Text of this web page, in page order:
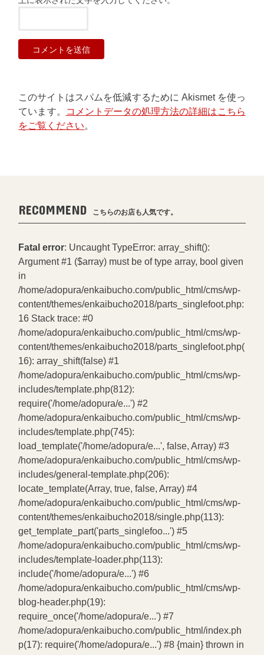
このサイトはスパムを低減するために Akismet を使っ
ています。
コメントデータの処理方法の詳細はこちら
をご覧ください。
RECOMMEND こちらのお店も人気です。
Fatal error: Uncaught TypeError: array_shift():
Argument #1 ($array) must be of type array, bool given
in
/home/adopura/enkaibucho.com/public_html/cms/wp-
content/themes/enkaibucho2018/parts_singlefoot.php:
16 Stack trace: #0
/home/adopura/enkaibucho.com/public_html/cms/wp-
content/themes/enkaibucho2018/parts_singlefoot.php(
16): array_shift(false) #1
/home/adopura/enkaibucho.com/public_html/cms/wp-
includes/template.php(812):
require('/home/adopura/e...') #2
/home/adopura/enkaibucho.com/public_html/cms/wp-
includes/template.php(745):
load_template('/home/adopura/e...', false, Array) #3
/home/adopura/enkaibucho.com/public_html/cms/wp-
includes/general-template.php(206):
locate_template(Array, true, false, Array) #4
/home/adopura/enkaibucho.com/public_html/cms/wp-
content/themes/enkaibucho2018/single.php(113):
get_template_part('parts_singlefoo...') #5
/home/adopura/enkaibucho.com/public_html/cms/wp-
includes/template-loader.php(113):
include('/home/adopura/e...') #6
/home/adopura/enkaibucho.com/public_html/cms/wp-
blog-header.php(19):
require_once('/home/adopura/e...') #7
/home/adopura/enkaibucho.com/public_html/index.ph
p(17): require('/home/adopura/e...') #8 {main} thrown in